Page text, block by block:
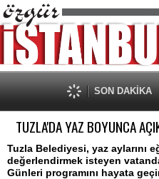
SON DAKİKA
TUZLA'DA YAZ BOYUNCA
Tuzla Belediyesi, yaz aylarını
değerlendirmek isteyen
Günleri programını hayata